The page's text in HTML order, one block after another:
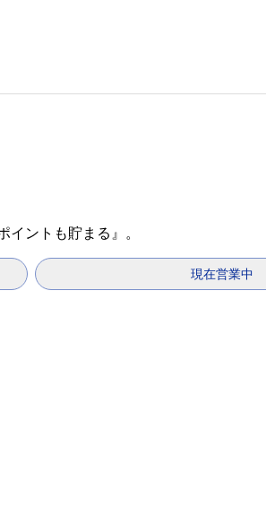
ントも貯まる』。
現在営業中